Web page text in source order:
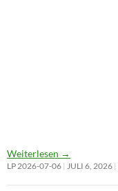
Weiterlesen →
LP 2026-07-06 JULI 6, 2026